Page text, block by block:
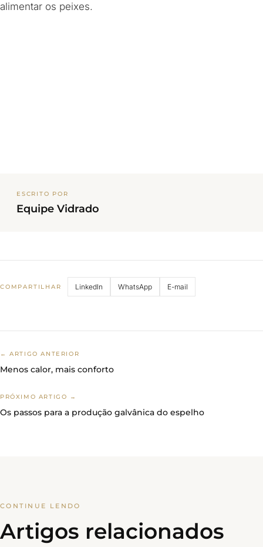
alimentar os peixes.
ESCRITO POR
Equipe Vidrado
COMPARTILHAR LinkedIn WhatsApp E-mail
← ARTIGO ANTERIOR
Menos calor, mais conforto
PRÓXIMO ARTIGO →
Os passos para a produção galvânica do espelho
CONTINUE LENDO
Artigos relacionados